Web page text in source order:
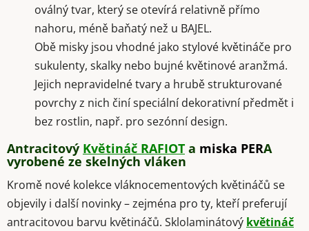
oválný tvar, který se otevírá relativně přímo
nahoru, méně baňatý než u BAJEL.
Obě misky jsou vhodné jako stylové květináče pro
sukulenty, skalky nebo bujné květinové aranžmá.
Jejich nepravidelné tvary a hrubě strukturované
povrchy z nich činí speciální dekorativní předmět i
bez rostlin, např. pro sezónní design.
Antracitový Květináč RAFIOT a miska PERA
vyrobené ze skelných vláken
Kromě nové kolekce vláknocementových květináčů se
objevily i další novinky – zejména pro ty, kteří preferují
antracitovou barvu květináčů. Sklolaminátový květináč